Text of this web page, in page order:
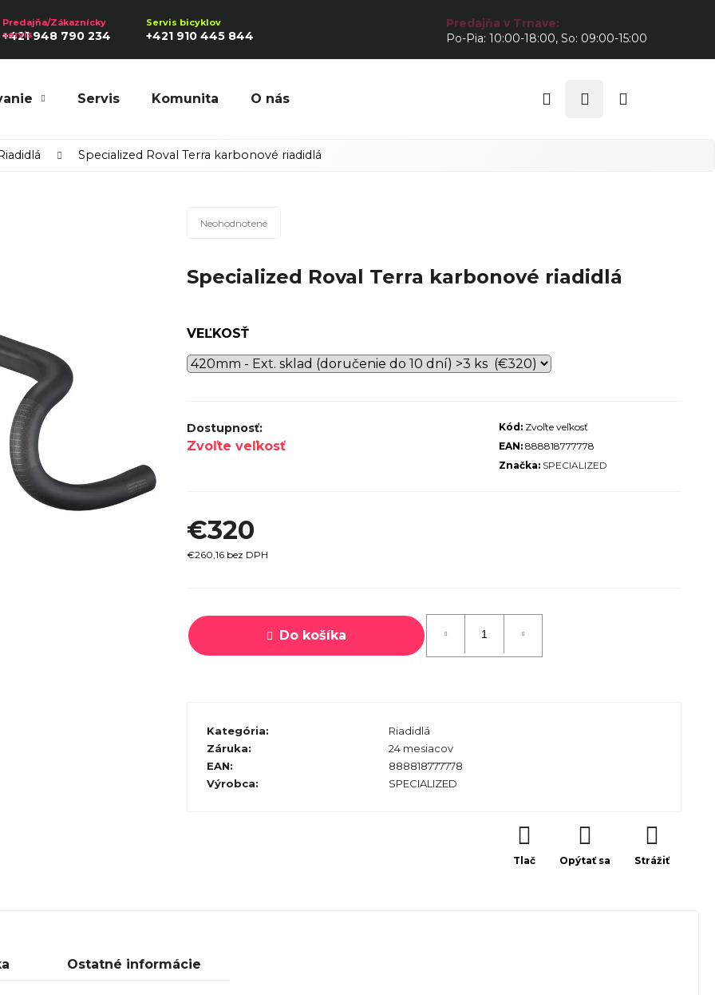
+421 948 790 234 +421 910 445 844
Predajňa v Trnave:
Po-Pia: 10:00-18:00, So: 09:00-15:00
Servis Komunita O nás Hľadať Prihlásenie
Specialized Roval Terra karbonové riadidlá
Priemerné
je
0,0
5
Neohodnotené
Specialized Roval Terra karbonové riadidlá
VEĽKOSŤ
Zvoľte veľkosť
Kód: Zvoľte veľkosť
Značka: SPECIALIZED
EAN: 888818777778
€320
€260,16 bez DPH
cena:
Do košíka
Kategória:
Riadidlá
Záruka:
24 mesiacov
EAN:
888818777778
Výrobca: SPECIALIZED
Tlač Opýtať sa Strážiť
Ostatné informácie
TREK MARLIN 6 GEN 3 LAVA
SPECIALIZED SIRRUS X 3.0 GLOSS